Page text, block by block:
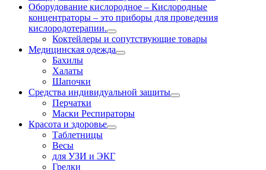
Оборудование кислородное – Кислородные
концентраторы – это приборы для проведения
кислородотерапии.
Коктейлеры и сопутствующие товары
Медицинская одежда
Бахилы
Халаты
Шапочки
Средства индивидуальной защиты
Перчатки
Маски Респираторы
Красота и здоровье
Таблетницы
Весы
для УЗИ и ЭКГ
Грелки